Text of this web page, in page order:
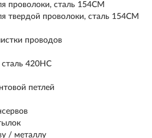
проволоки, сталь 154CM
твердой проволоки, сталь 154CM
проводов
420HC
петлей
/ металлу